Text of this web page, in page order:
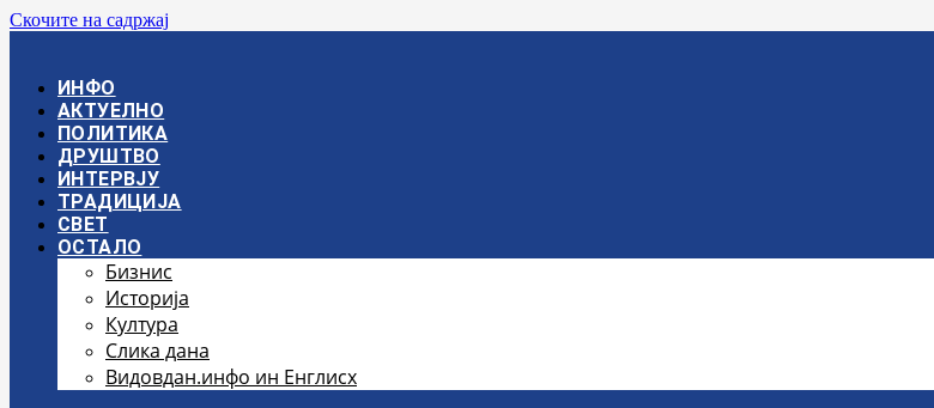
Скочите на садржај
ИНФО
АКТУЕЛНО
ПОЛИТИКА
ДРУШТВО
ИНТЕРВЈУ
ТРАДИЦИЈА
СВЕТ
ОСТАЛО
Бизнис
Историја
Култура
Слика дана
Видовдан.инфо ин Енглисх